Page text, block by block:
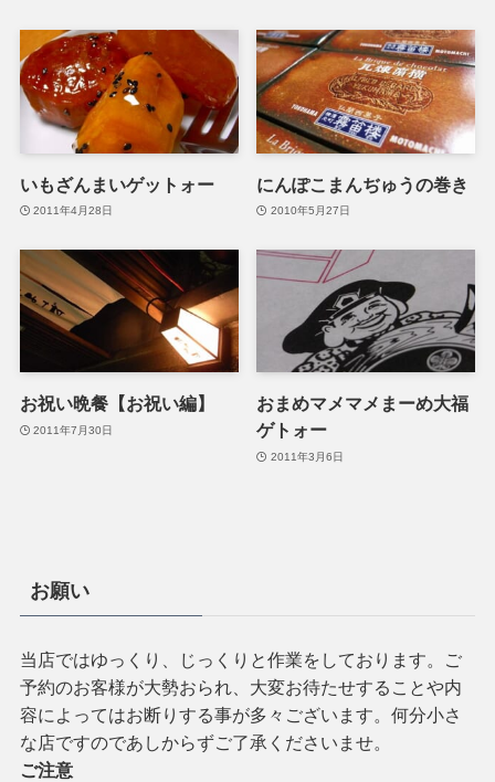
いもざんまいゲットォー
2011年4月28日
にんぽこまんぢゅうの巻き
2010年5月27日
お祝い晩餐【お祝い編】
2011年7月30日
おまめマメマメまーめ大福
ゲトォー
2011年3月6日
お願い
当店ではゆっくり、じっくりと作業をしております。ご
予約のお客様が大勢おられ、大変お待たせすることや内
容によってはお断りする事が多々ございます。何分小さ
な店ですのであしからずご了承くださいませ。
ご注意